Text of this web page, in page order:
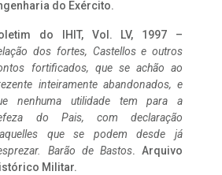
do Exército.
do IHIT, Vol. LV, 1997 –
dos fortes, Castellos e outros
fortificados, que se achão ao
inteiramente abandonados, e
nenhuma utilidade tem para a
do Pais, com declaração
que se podem desde já
Barão de Bastos. Arquivo
Militar.